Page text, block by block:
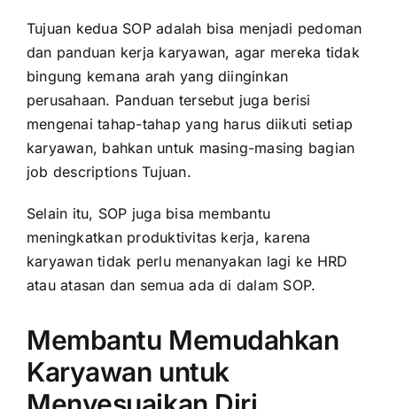
Tujuan kedua SOP adalah bisa menjadi pedoman
dan panduan kerja karyawan, agar mereka tidak
bingung kemana arah yang diinginkan
perusahaan. Panduan tersebut juga berisi
mengenai tahap-tahap yang harus diikuti setiap
karyawan, bahkan untuk masing-masing bagian
job descriptions Tujuan.
Selain itu, SOP juga bisa membantu
meningkatkan produktivitas kerja, karena
karyawan tidak perlu menanyakan lagi ke HRD
atau atasan dan semua ada di dalam SOP.
Membantu Memudahkan
Karyawan untuk